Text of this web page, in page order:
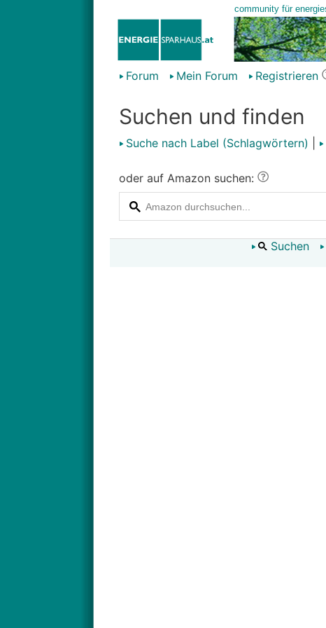
Forum Mein Forum Registrieren
Suchen und finden
Suche nach Label (Schlagwörtern)
oder auf Amazon suchen:
Suchen